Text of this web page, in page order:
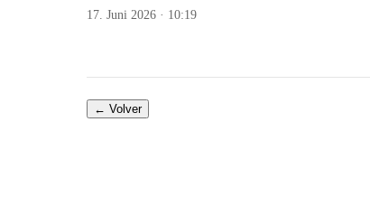
17. Juni 2026 · 10:19
← Volver